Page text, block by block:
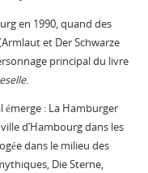
en 1990, quand des
et Der Schwarze
principal du livre
.
: La Hamburger
d’Hambourg dans les
dans le milieu des
Die Sterne,